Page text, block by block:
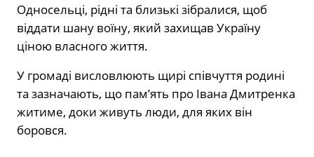
Односельці, рідні та близькі зібралися, щоб
віддати шану воїну, який захищав Україну
ціною власного життя.
У громаді висловлюють щирі співчуття родині
та зазначають, що пам’ять про Івана Дмитренка
житиме, доки живуть люди, для яких він
боровся.